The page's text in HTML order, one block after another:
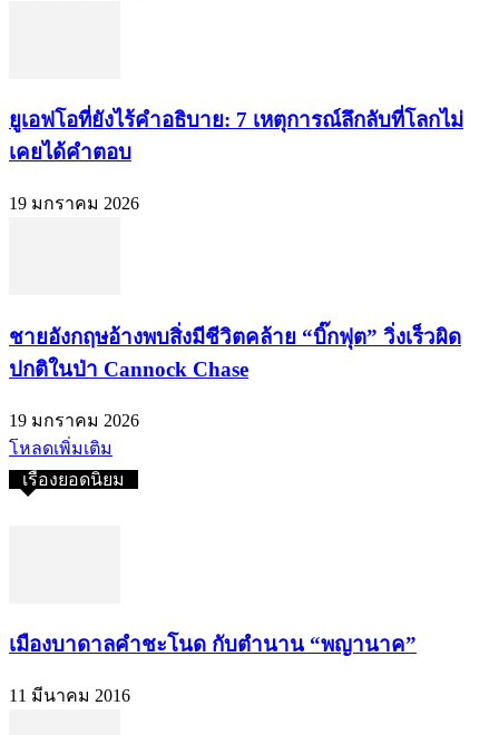
ยูเอฟโอที่ยังไร้คำอธิบาย: 7 เหตุการณ์ลึกลับที่โลกไม่
เคยได้คำตอบ
19 มกราคม 2026
ชายอังกฤษอ้างพบสิ่งมีชีวิตคล้าย “บิ๊กฟุต” วิ่งเร็วผิด
ปกติในป่า Cannock Chase
19 มกราคม 2026
โหลดเพิ่มเติม
เรื่องยอดนิยม
เมืองบาดาลคำชะโนด กับตำนาน “พญานาค”
11 มีนาคม 2016